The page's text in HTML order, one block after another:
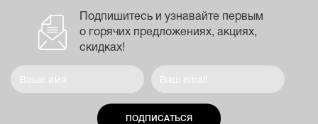
Подпишитесь и узнавайте первым
о горячих предложениях, акциях,
скидках!
ПОДПИСАТЬСЯ